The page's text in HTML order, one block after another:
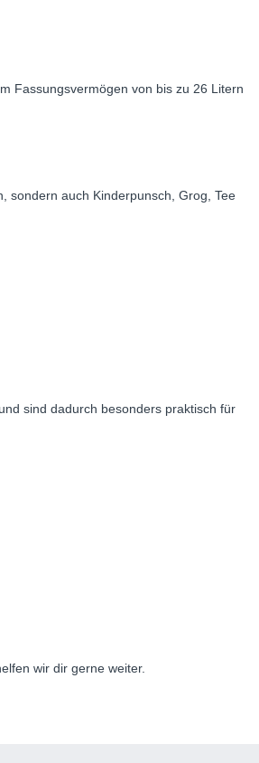
Fassungsvermögen von bis zu 26 Litern
sondern auch Kinderpunsch, Grog, Tee
sind dadurch besonders praktisch für
wir dir gerne weiter.